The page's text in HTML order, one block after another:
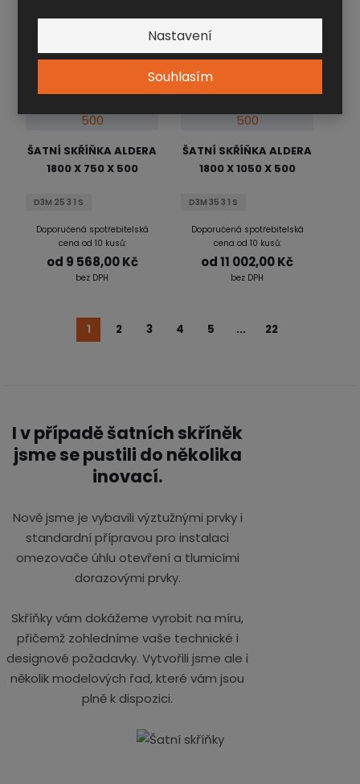
Nastavení
Souhlasím
bez DPH
od
bez DPH
ŠATNÍ SKŘÍŇKA ALDERA
1800 X 750 X 500
D3M 25 3 1 S
Doporučená spotřebitelská
cena od 10 kusů:
od 9 568,00 Kč
bez DPH
ŠATNÍ SKŘÍŇKA ALDERA
1800 X 1050 X 500
D3M 35 3 1 S
Doporučená spotřebitelská
cena od 10 kusů:
od11 002,00 Kč
bez DPH
1 2 3 4 5 ... 22
I v případě šatních skříněk
jsme se pustili do několika
inovací.
Nově jsme je vybavili výztužnými prvky i
standardní přípravou pro instalaci
omezovače úhlu otevření a tlumicími
dorazovými prvky.
Skříňky vám dokážeme vyrobit na míru,
přičemž zohledníme vaše technické i
designové požadavky. Vytvořili jsme ale i
několik modelových řad, které vám jsou
plně k dispozici.